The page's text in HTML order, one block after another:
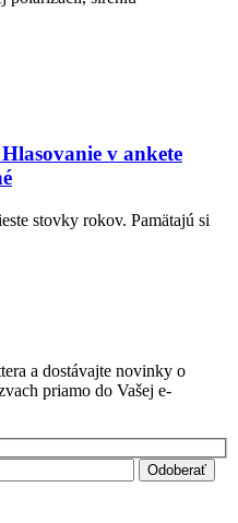
v ankete
stovky rokov. Pamätajú si
a dostávajte novinky o
priamo do Vašej e-